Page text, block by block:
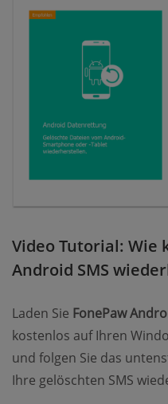
Video Tutorial: Wie
Android SMS
Laden Sie FonePaw
kostenlos auf Ihren
und folgen Sie das
Ihre gelöschten SMS